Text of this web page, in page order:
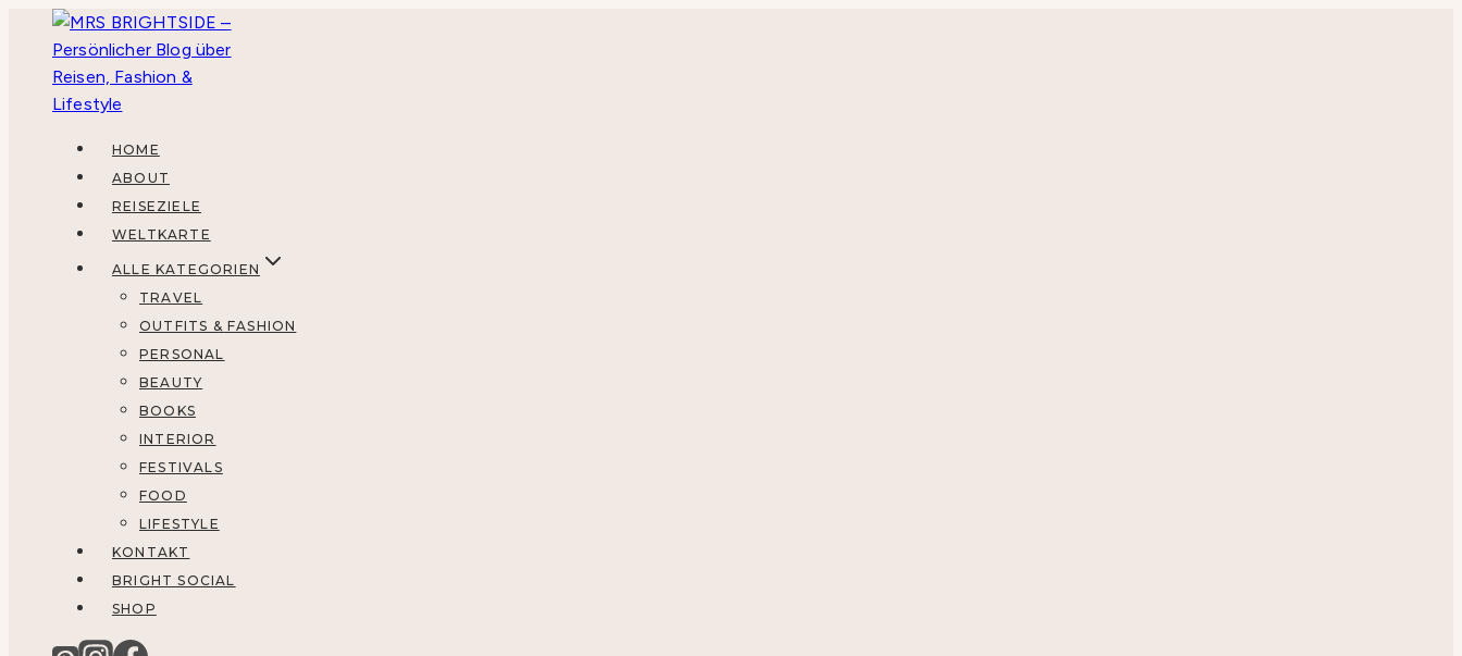
springen
HOME
ABOUT
REISEZIELE
WELTKARTE
ALLE KATEGORIEN
TRAVEL
OUTFITS & FASHION
PERSONAL
BEAUTY
BOOKS
INTERIOR
FESTIVALS
FOOD
LIFESTYLE
KONTAKT
BRIGHT SOCIAL
SHOP